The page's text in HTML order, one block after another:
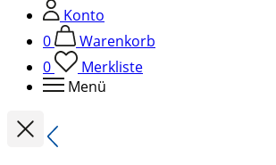
Konto
0
Warenkorb
0
Merkliste
Menü